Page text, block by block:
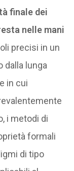
finale dei
nelle mani
precisi in un
dalla lunga
in cui
i metodi di
formali
di tipo